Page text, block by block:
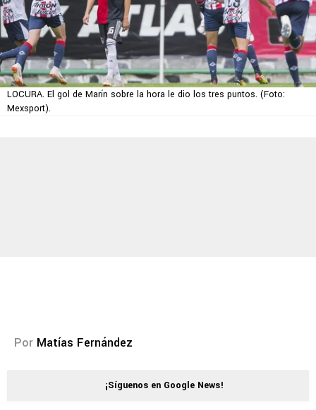
LOCURA. El gol de Marín sobre la hora le dio los tres puntos. (Foto:
Mexsport).
Por Matías Fernández
¡Síguenos en Google News!